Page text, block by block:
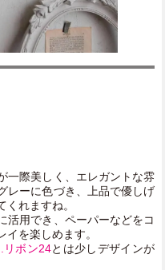
一際美しく、エレガントな雰
レーに色づき、上品で優しげ
れますね。
活用でき、ペーパーなどをコ
を楽しめます。
リボン24とは少しデザインが